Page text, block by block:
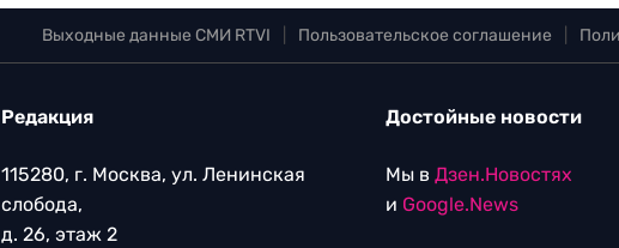
Выходные данные СМИ RTVI Пользовательское соглашение
Редакция
115280, г. Москва, ул. Ленинская
слобода,
д. 26, этаж 2
Достойные новости
Мы в Дзен.Новостях
и Google.News